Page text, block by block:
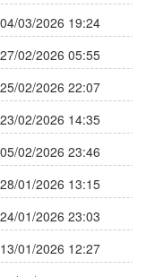
04/03/2026 19:24
27/02/2026 05:55
25/02/2026 22:07
23/02/2026 14:35
05/02/2026 23:46
28/01/2026 13:15
24/01/2026 23:03
13/01/2026 12:27